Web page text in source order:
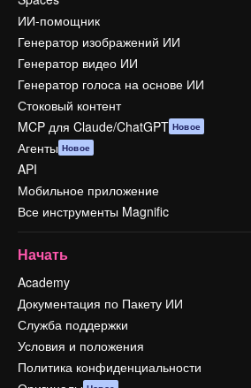
ИИ-помощник
Генератор изображений ИИ
Генератор видео ИИ
Генератор голоса на основе ИИ
Стоковый контент
MCP для Claude/ChatGPT Новое
Агенты Новое
API
Мобильное приложение
Все инструменты Magnific
Начать
Academy
Документация по Пакету ИИ
Служба поддержки
Условия и положения
Политика конфиденциальности